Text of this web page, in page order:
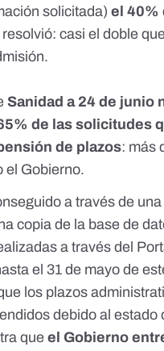
solicitada) el 40%
casi el doble
Sanidad a 24 de junio
de las solicitudes
de plazos: más
el Gobierno.
a través de
copia de la base de
a través del
el 31 de mayo de
los plazos
debido al estado
que el Gobierno